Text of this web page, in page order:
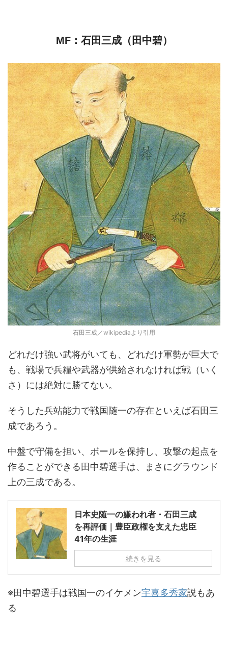
MF：石田三成（田中碧）
石田三成／wikipediaより引用
どれだけ強い武将がいても、どれだけ軍勢が巨大で
も、戦場で兵糧や武器が供給されなければ戦（いく
さ）には絶対に勝てない。
そうした兵站能力で戦国随一の存在といえば石田三
成であろう。
中盤で守備を担い、ボールを保持し、攻撃の起点を
作ることができる田中碧選手は、まさにグラウンド
上の三成である。
日本史随一の嫌われ者・石田三成
を再評価｜豊臣政権を支えた忠臣
41年の生涯
続きを見る
※田中碧選手は戦国一のイケメン宇喜多秀家説もあ
る